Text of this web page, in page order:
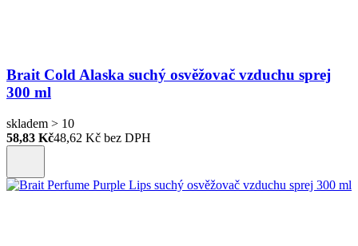
Brait Cold Alaska suchý osvěžovač vzduchu sprej
300 ml
skladem > 10
58,83 Kč48,62 Kč bez DPH